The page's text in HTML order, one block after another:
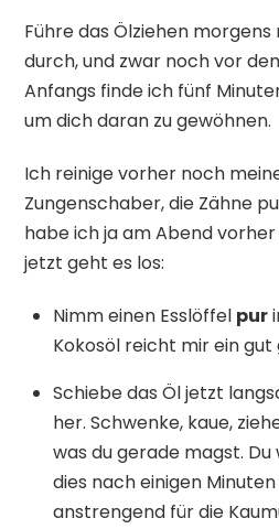
Führe das Ölziehen
durch, und zwar noch vor
Anfangs finde ich fünf
um dich daran zu gewöhnen.
Ich reinige vorher noch
Zungenschaber, die Zähne
habe ich ja am Abend
jetzt geht es los:
Nimm einen Esslöffel pur
Kokosöl reicht mir ein
Schiebe das Öl jetzt
her. Schwenke, kaue,
was du gerade magst.
dies nach einigen
anstrengend für die